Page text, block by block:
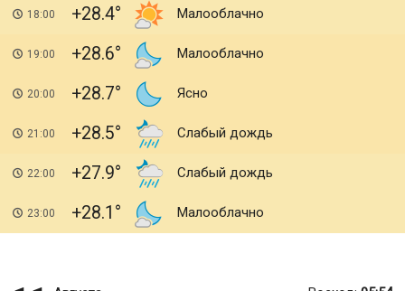
18:00 +28.4 Малооблачно
19:00 +28.6 Малооблачно
20:00 +28.7 Ясно
21:00 +28.5 Слабый дождь
22:00 +27.9 Слабый дождь
23:00 +28.1 Малооблачно